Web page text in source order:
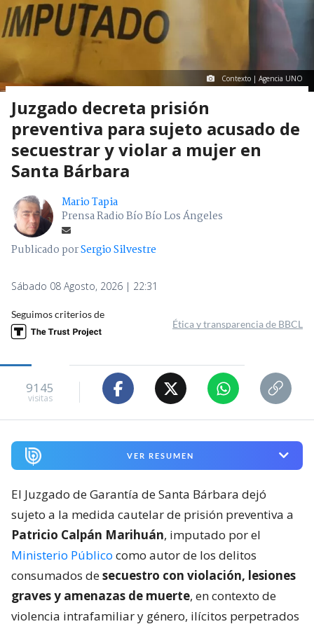
Contexto | Agencia UNO
Juzgado decreta prisión
preventiva para sujeto acusado de
secuestrar y violar a mujer en
Santa Bárbara
Mario Tapia
Prensa Radio Bío Bío Los Ángeles
Publicado porSergio Silvestre
Sábado 08 Agosto, 2026 | 22:31
Seguimos criterios de
Ética y transparencia de BBCL
9145
visitas
VER RESUMEN
El Juzgado de Garantía de Santa Bárbara dejó
sujeto a la medida cautelar de prisión preventiva a
Patricio Calpán Marihuán, imputado por el
Ministerio Público como autor de los delitos
consumados desecuestro con violación, lesiones
graves y amenazas de muerte, en contexto de
violencia intrafamiliar y género, ilícitos perpetrados